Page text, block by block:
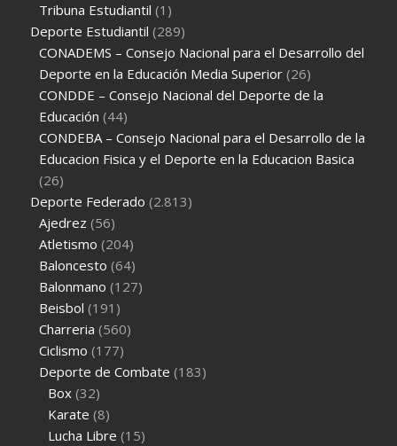
Tribuna Estudiantil (1)
Deporte Estudiantil (289)
CONADEMS – Consejo Nacional para el Desarrollo del
Deporte en la Educación Media Superior (26)
CONDDE – Consejo Nacional del Deporte de la
Educación (44)
CONDEBA – Consejo Nacional para el Desarrollo de la
Educacion Fisica y el Deporte en la Educacion Basica
(26)
Deporte Federado (2.813)
Ajedrez (56)
Atletismo (204)
Baloncesto (64)
Balonmano (127)
Beisbol (191)
Charreria (560)
Ciclismo (177)
Deporte de Combate (183)
Box (32)
Karate (8)
Lucha Libre (15)